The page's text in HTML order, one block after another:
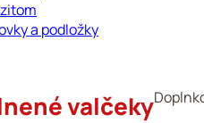
a podložky
valčeky